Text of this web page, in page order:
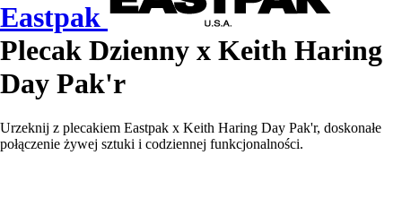
Eastpak
Plecak Dzienny x Keith Haring
Day Pak'r
Urzeknij z plecakiem Eastpak x Keith Haring Day Pak'r, doskonałe
połączenie żywej sztuki i codziennej funkcjonalności.